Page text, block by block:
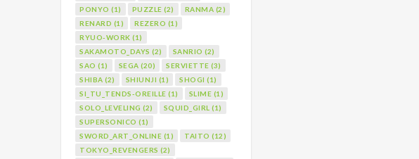
PONYO (1)
PUZZLE (2)
RANMA (2)
RENARD (1)
REZERO (1)
RYUO-WORK (1)
SAKAMOTO_DAYS (2)
SANRIO (2)
SAO (1)
SEGA (20)
SERVIETTE (3)
SHIBA (2)
SHIUNJI (1)
SHOGI (1)
SI_TU_TENDS-OREILLE (1)
SLIME (1)
SOLO_LEVELING (2)
SQUID_GIRL (1)
SUPERSONICO (1)
SWORD_ART_ONLINE (1)
TAITO (12)
TOKYO_REVENGERS (2)